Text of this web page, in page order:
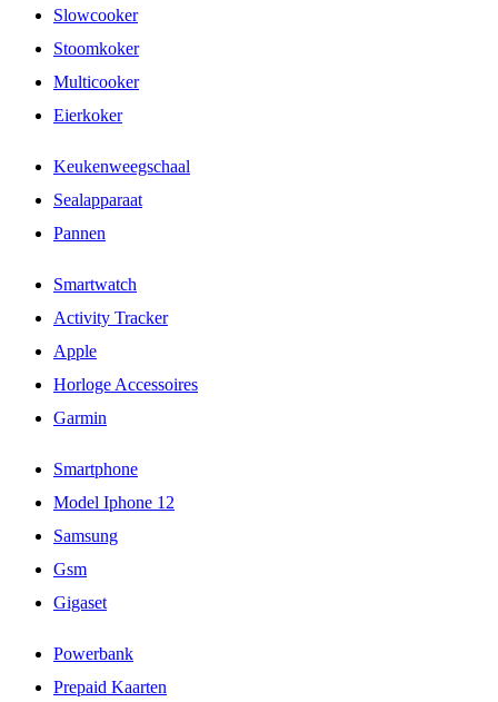
Slowcooker
Stoomkoker
Multicooker
Eierkoker
Keukenweegschaal
Sealapparaat
Pannen
Smartwatch
Activity Tracker
Apple
Horloge Accessoires
Garmin
Smartphone
Model Iphone 12
Samsung
Gsm
Gigaset
Powerbank
Prepaid Kaarten